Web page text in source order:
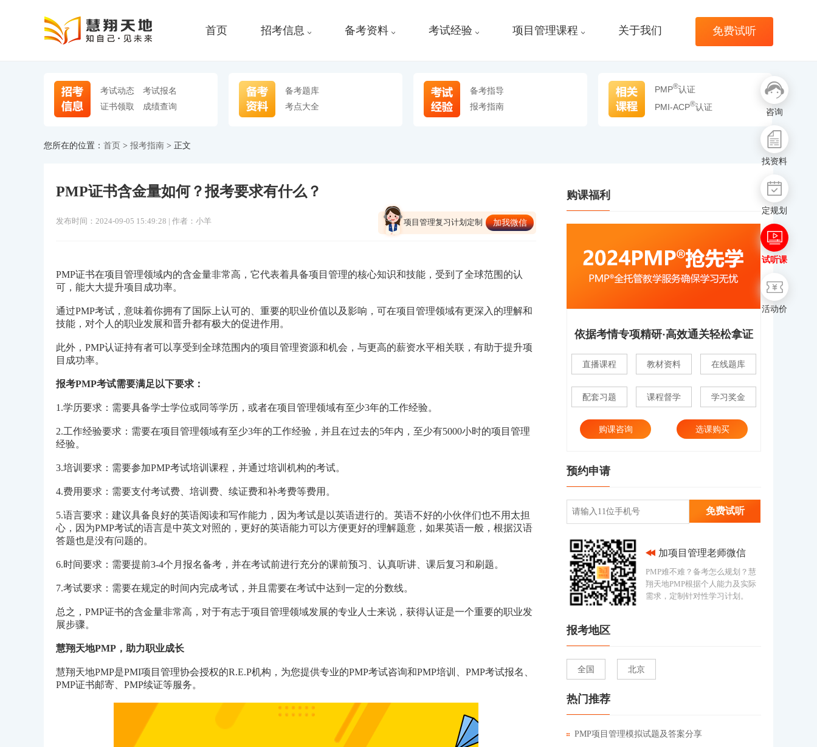
咨询
找资料
定规划
试听课
活动价
首页 招考信息 备考资料 考试经验 项目管理课程 关于我们 免费试听
考试动态
考试报名
证书领取
成绩查询
备考题库
考点大全
备考指导
报考指南
PMP®认证
PMI-ACP®认证
您所在的位置： 首页 > 报考指南 > 正文
PMP证书含金量如何？报考要求有什么？
发布时间：2024-09-05 15:49:28 | 作者：小羊 项目管理复习计划定制 加我微信
PMP证书在项目管理领域内的含金量非常高，它代表着具备项目管理的核心知识和技能，受到了全球范围的认
可，能大大提升项目成功率。
通过PMP考试，意味着你拥有了国际上认可的、重要的职业价值以及影响，可在项目管理领域有更深入的理解和
技能，对个人的职业发展和晋升都有极大的促进作用。
此外，PMP认证持有者可以享受到全球范围内的项目管理资源和机会，与更高的薪资水平相关联，有助于提升项
目成功率。
报考PMP考试需要满足以下要求：
1.学历要求：需要具备学士学位或同等学历，或者在项目管理领域有至少3年的工作经验。
2.工作经验要求：需要在项目管理领域有至少3年的工作经验，并且在过去的5年内，至少有5000小时的项目管理
经验。
3.培训要求：需要参加PMP考试培训课程，并通过培训机构的考试。
4.费用要求：需要支付考试费、培训费、续证费和补考费等费用。
5.语言要求：建议具备良好的英语阅读和写作能力，因为考试是以英语进行的。英语不好的小伙伴们也不用太担
心，因为PMP考试的语言是中英文对照的，更好的英语能力可以方便更好的理解题意，如果英语一般，根据汉语
答题也是没有问题的。
6.时间要求：需要提前3-4个月报名备考，并在考试前进行充分的课前预习、认真听讲、课后复习和刷题。
7.考试要求：需要在规定的时间内完成考试，并且需要在考试中达到一定的分数线。
总之，PMP证书的含金量非常高，对于有志于项目管理领域发展的专业人士来说，获得认证是一个重要的职业发
展步骤。
慧翔天地PMP，助力职业成长
慧翔天地PMP是PMI项目管理协会授权的R.E.P机构，为您提供专业的PMP考试咨询和PMP培训、PMP考试报名、
PMP证书邮寄、PMP续证等服务。
购课福利
依据考情专项精研·高效通关轻松拿证
直播课程 教材资料 在线题库
配套习题 课程督学 学习奖金
购课咨询 选课购买
预约申请
免费试听
加项目管理老师微信
PMP难不难？备考怎么规划？慧
翔天地PMP根据个人能力及实际
需求，定制针对性学习计划。
报考地区
全国 北京
热门推荐
PMP项目管理模拟试题及答案分享